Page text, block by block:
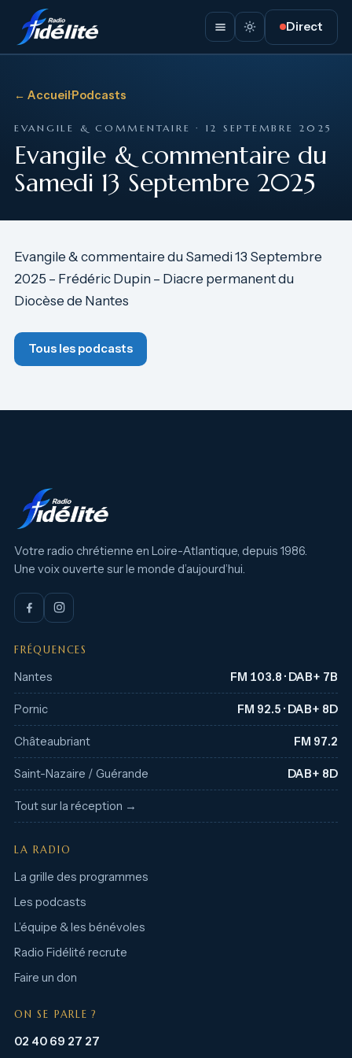
Direct
← Accueil·Podcasts
EVANGILE & COMMENTAIRE · 12 SEPTEMBRE 2025
Evangile & commentaire du
Samedi 13 Septembre 2025
Evangile & commentaire du Samedi 13 Septembre
2025 – Frédéric Dupin – Diacre permanent du
Diocèse de Nantes
Tous les podcasts
Votre radio chrétienne en Loire-Atlantique, depuis 1986.
Une voix ouverte sur le monde d’aujourd’hui.
FRÉQUENCES
Nantes FM 103.8 · DAB+ 7B
Pornic FM 92.5 · DAB+ 8D
Châteaubriant FM 97.2
Saint-Nazaire / Guérande DAB+ 8D
Tout sur la réception →
LA RADIO
La grille des programmes
Les podcasts
L’équipe & les bénévoles
Radio Fidélité recrute
Faire un don
ON SE PARLE ?
02 40 69 27 27